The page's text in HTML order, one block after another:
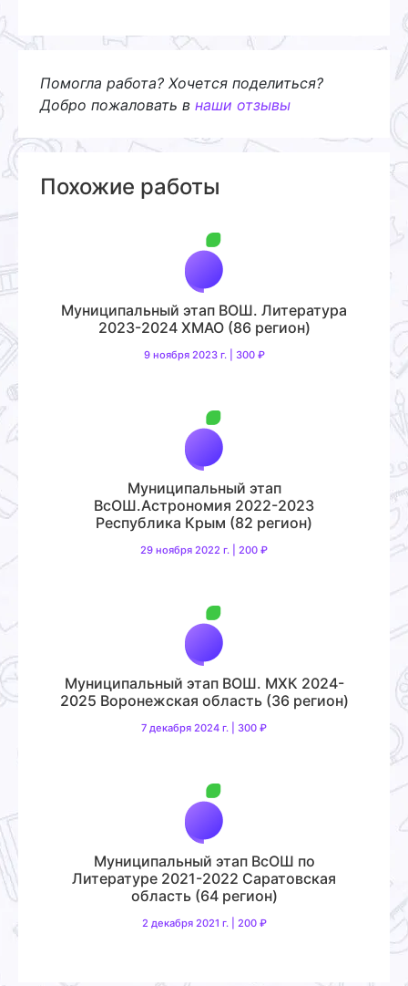
Помогла работа? Хочется поделиться?
Добро пожаловать в наши отзывы
Похожие работы
Муниципальный этап ВОШ. Литература
2023-2024 ХМАО (86 регион)
9 ноября 2023 г. | 300 ₽
Муниципальный этап
ВсОШ.Астрономия 2022-2023
Республика Крым (82 регион)
29 ноября 2022 г. | 200 ₽
Муниципальный этап ВОШ. МХК 2024-
2025 Воронежская область (36 регион)
7 декабря 2024 г. | 300 ₽
Муниципальный этап ВсОШ по
Литературе 2021-2022 Саратовская
область (64 регион)
2 декабря 2021 г. | 200 ₽